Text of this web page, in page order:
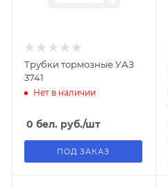
Трубки тормозные УАЗ
3741
Нет в наличии
0 бел. руб./шт
ПОД ЗАКАЗ